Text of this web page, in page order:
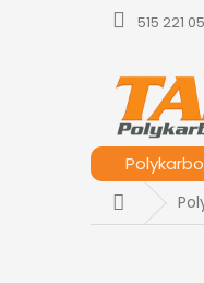
515 221
Domů